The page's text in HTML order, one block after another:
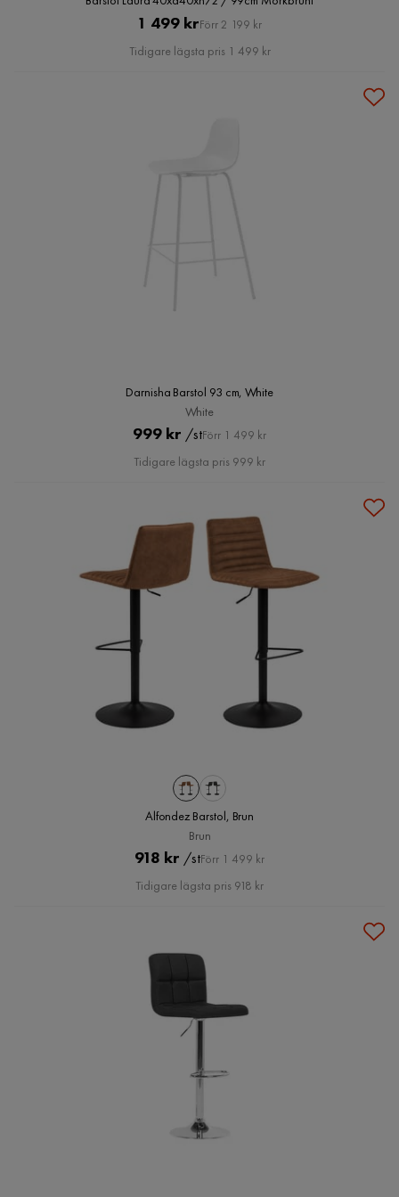
Pris
1 499 krOriginal
Pris
Förr 2 199 kr
Tidigare lägsta pris 1 499 kr
Darnisha Barstol 93 cm, White
White
Pris
999 kr /stOriginal
Pris
Förr 1 499 kr
Tidigare lägsta pris 999 kr
Alfondez Barstol, Brun
Brun
Pris
918 kr /stOriginal
Pris
Förr 1 499 kr
Tidigare lägsta pris 918 kr